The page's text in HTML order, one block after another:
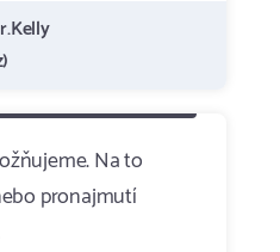
Na to
pronajmutí